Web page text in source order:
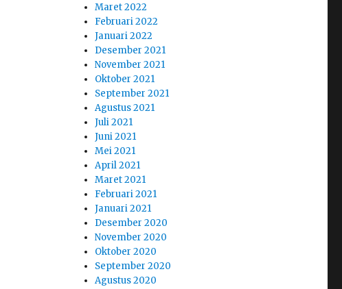
Maret 2022
Februari 2022
Januari 2022
Desember 2021
November 2021
Oktober 2021
September 2021
Agustus 2021
Juli 2021
Juni 2021
Mei 2021
April 2021
Maret 2021
Februari 2021
Januari 2021
Desember 2020
November 2020
Oktober 2020
September 2020
Agustus 2020